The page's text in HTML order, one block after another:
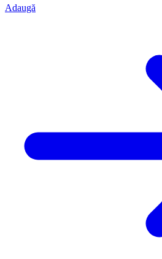
Adaugă